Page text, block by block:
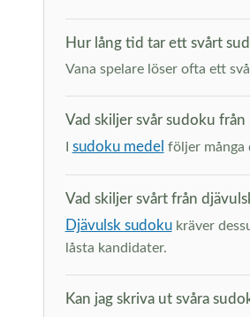
Hur lång tid tar ett svårt
Vana spelare löser ofta ett
Vad skiljer svår sudoku från
sudoku medel följer många
Vad skiljer svårt från
Djävulsk sudokukräver
låsta kandidater.
Kan jag skriva ut svåra